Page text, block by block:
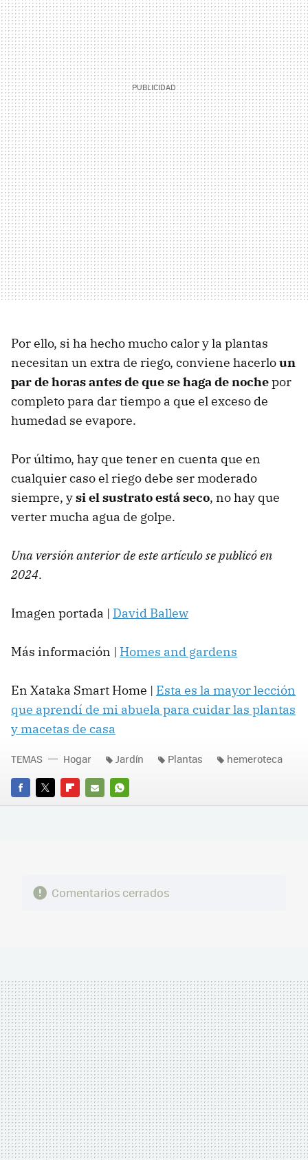
Por ello, si ha hecho mucho calor y la plantas
necesitan un extra de riego, conviene hacerloun
par de horas antes de que se haga de nochepor
completo para dar tiempo a que el exceso de
humedad se evapore.
Por último, hay que tener en cuenta que en
cualquier caso el riego debe ser moderado
siempre, ysi el sustrato está seco, no hay que
verter mucha agua de golpe.
Una versión anterior de este artículo se publicó en
2024.
Imagen portada | David Ballew
Más información | Homes and gardens
En Xataka Smart Home | Esta es la mayor lección
que aprendí de mi abuela para cuidar las plantas
y macetas de casa
FACEBOOK
TWITTERFLIPBOARD
E-
WHATSAPP
TEMAS Hogar Jardín Plantas hemeroteca
Comentarios cerrados